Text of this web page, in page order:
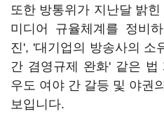
또한 방통위가 지난달 밝
미디어 규율체계를 정비
진', '대기업의 방송사의 소
간 겸영규제 완화' 같은 법
우도 여야 간 갈등 및 야권
보입니다.